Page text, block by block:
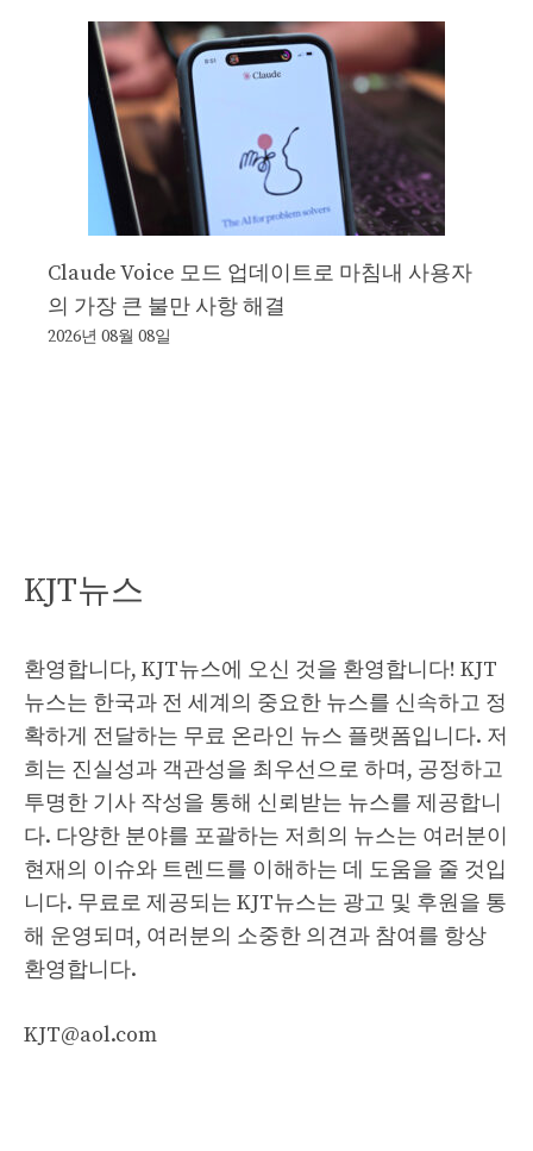
Claude Voice 모드 업데이트로 마침내 사용자
의 가장 큰 불만 사항 해결
2026년 08월 08일
KJT뉴스
환영합니다, KJT뉴스에 오신 것을 환영합니다! KJT
뉴스는 한국과 전 세계의 중요한 뉴스를 신속하고 정
확하게 전달하는 무료 온라인 뉴스 플랫폼입니다. 저
희는 진실성과 객관성을 최우선으로 하며, 공정하고
투명한 기사 작성을 통해 신뢰받는 뉴스를 제공합니
다. 다양한 분야를 포괄하는 저희의 뉴스는 여러분이
현재의 이슈와 트렌드를 이해하는 데 도움을 줄 것입
니다. 무료로 제공되는 KJT뉴스는 광고 및 후원을 통
해 운영되며, 여러분의 소중한 의견과 참여를 항상
환영합니다.
KJT@aol.com